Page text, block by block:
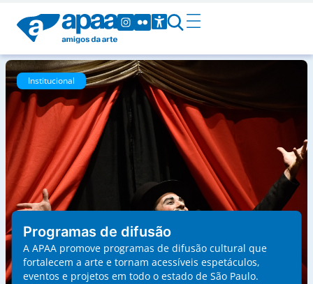
Institucional
Programas de difusão
A APAA promove programas de difusão cultural que
fortalecem a arte e tornam acessíveis espetáculos,
eventos e projetos em todo o estado de São Paulo.